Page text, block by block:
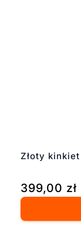
Złoty
399,00 zł